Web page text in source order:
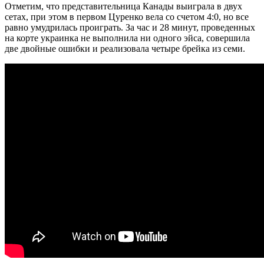
Отметим, что представительница Канады выиграла в двух
сетах, при этом в первом Цуренко вела со счетом 4:0, но все
равно умудрилась проиграть. За час и 28 минут, проведенных
на корте украинка не выполнила ни одного эйса, совершила
две двойные ошибки и реализовала четыре брейка из семи.